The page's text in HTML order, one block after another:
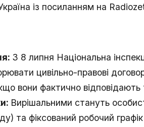
із посиланням на
З 8 липня Національна
цивільно-правові
вони фактично
Вирішальними стануть
та фіксований робочий